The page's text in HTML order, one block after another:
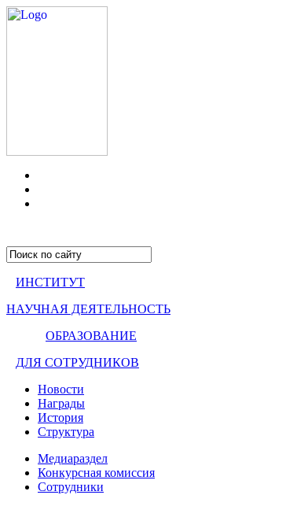
ИНСТИТУТ
НАУЧНАЯ ДЕЯТЕЛЬНОСТЬ
ОБРАЗОВАНИЕ
ДЛЯ СОТРУДНИКОВ
Новости
Награды
История
Структура
Медиараздел
Конкурсная комиссия
Сотрудники